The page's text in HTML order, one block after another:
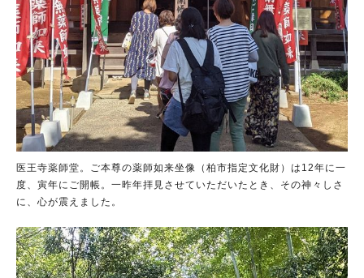
医王寺薬師堂。ご本尊の薬師如来坐像（柏市指定文化財）は12年に一
度、寅年にご開帳。一昨年拝見させていただいたとき、その神々しさ
に、心が震えました。